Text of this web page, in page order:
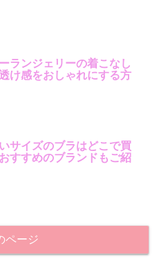
ランジェリーの着こなし
け感をおしゃれにする方
サイズのブラはどこで買
すすめのブランドもご紹
ページ